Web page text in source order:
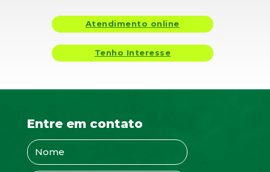
Atendimento online
Tenho Interesse
Entre em contato